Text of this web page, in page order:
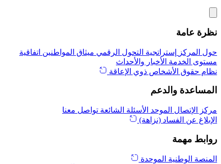
نظرة عامة
حول المركز إستراتجية التحول الرقمي ميثاق المواطنين اتفاقية
مستوى الخدمة الأخبار والأحداث
نظام حقوق الأشخاص ذوي الإعاقة
المساعدة والدعم
مركز الإتصال الموحد الأسئلة الشائعة تواصل معنا
الإبلاغ عن الفساد (نزاهة)
روابط مهمة
المنصة الوطنية الموحدة